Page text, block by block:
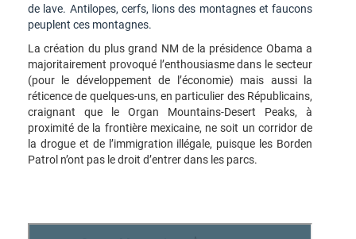
de lave. Antilopes, cerfs, lions des montagnes et faucons
peuplent ces montagnes.
La création du plus grand NM de la présidence Obama a
majoritairement provoqué l’enthousiasme dans le secteur
(pour le développement de l’économie) mais aussi la
réticence de quelques-uns, en particulier des Républicains,
craignant que le Organ Mountains-Desert Peaks, à
proximité de la frontière mexicaine, ne soit un corridor de
la drogue et de l’immigration illégale, puisque les Borden
Patrol n’ont pas le droit d’entrer dans les parcs.